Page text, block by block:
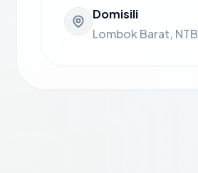
Domisili
Lombok Barat, NTB